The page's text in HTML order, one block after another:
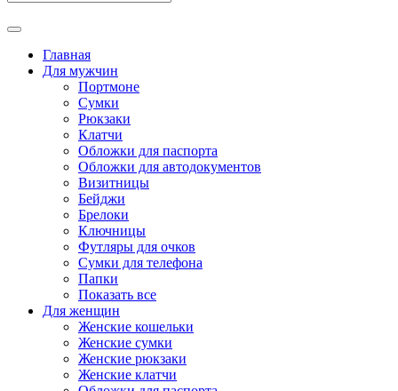
Главная
Для мужчин
Портмоне
Сумки
Рюкзаки
Клатчи
Обложки для паспорта
Обложки для автодокументов
Визитницы
Бейджи
Брелоки
Ключницы
Футляры для очков
Сумки для телефона
Папки
Показать все
Для женщин
Женские кошельки
Женские сумки
Женские рюкзаки
Женские клатчи